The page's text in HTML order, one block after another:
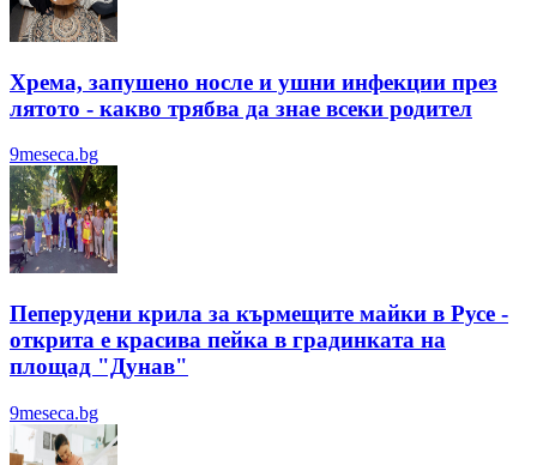
Хрема, запушено носле и ушни инфекции през
лятотo - какво трябва да знае всеки родител
9meseca.bg
Пеперудени крила за кърмещите майки в Русе -
открита е красива пейка в градинката на
площад "Дунав"
9meseca.bg